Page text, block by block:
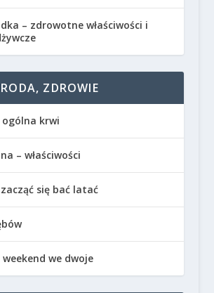
– zdrowotne właściwości i
ZDROWIE
krwi
– właściwości
się bać latać
weekend we dwoje